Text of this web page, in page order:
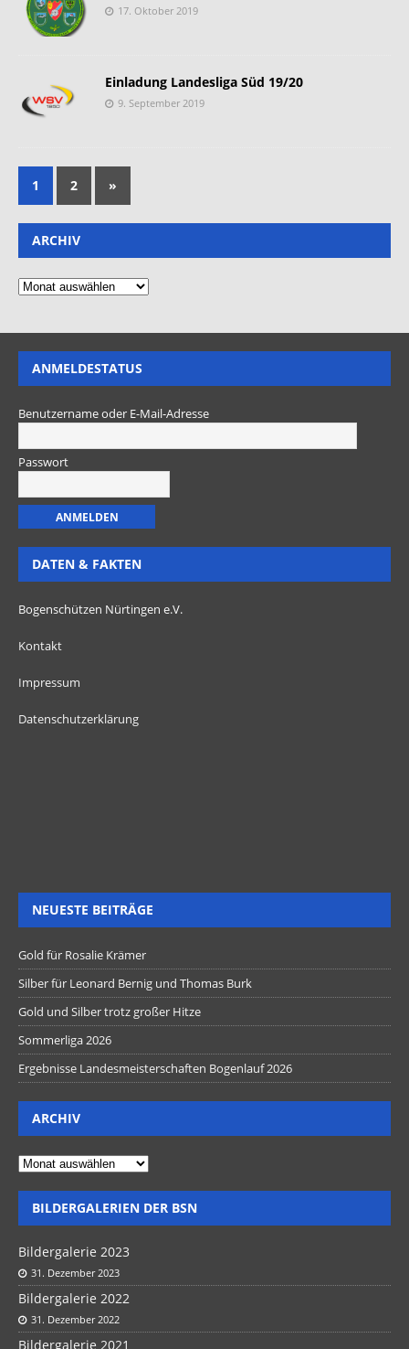
17. Oktober 2019
Einladung Landesliga Süd 19/20
9. September 2019
1 2 »
ARCHIV
ANMELDESTATUS
Benutzername oder E-Mail-Adresse
Passwort
DATEN & FAKTEN
Bogenschützen Nürtingen e.V.
Kontakt
Impressum
Datenschutzerklärung
NEUESTE BEITRÄGE
Gold für Rosalie Krämer
Silber für Leonard Bernig und Thomas Burk
Gold und Silber trotz großer Hitze
Sommerliga 2026
Ergebnisse Landesmeisterschaften Bogenlauf 2026
ARCHIV
BILDERGALERIEN DER BSN
Bildergalerie 2023
31. Dezember 2023
Bildergalerie 2022
31. Dezember 2022
Bildergalerie 2021